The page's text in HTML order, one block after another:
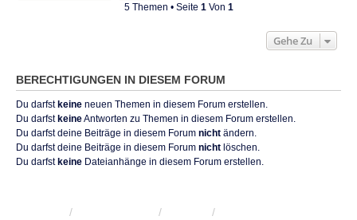
5 Themen • Seite 1Von 1
Gehe Zu
BERECHTIGUNGEN IN DIESEM FORUM
Du darfstkeine neuen Themen in diesem Forum erstellen.
Du darfstkeineAntworten zu Themen in diesem Forum erstellen.
Du darfst deine Beiträge in diesem Forum nicht ändern.
Du darfst deine Beiträge in diesem Forum nicht löschen.
Du darfstkeine Dateianhänge in diesem Forum erstellen.